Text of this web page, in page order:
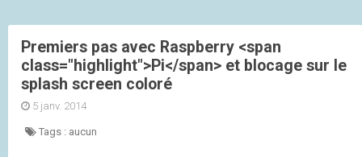
Premiers pas avec Raspberry <span
class="highlight">Pi</span> et blocage sur le
splash screen coloré
5 janv. 2014
Tags : aucun